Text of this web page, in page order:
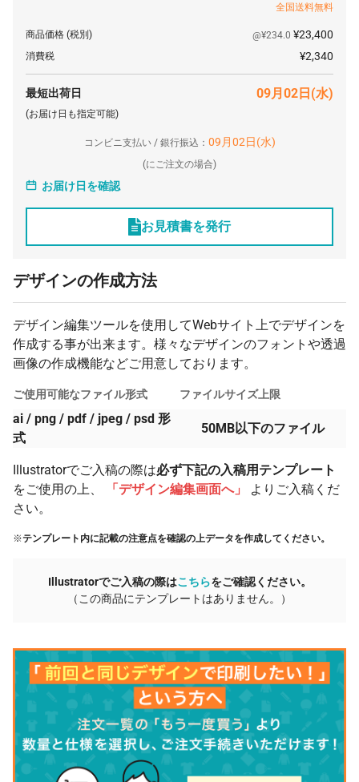
全国送料無料
商品価格 (税別) @¥234.0 ¥23,400
消費税 ¥2,340
最短出荷日 09月02日(水)
(お届け日も指定可能)
コンビニ支払い / 銀行振込： 09月02日(水)
(にご注文の場合)
お届け日を確認
お見積書を発行
デザインの作成方法
デザイン編集ツールを使用してWebサイト上でデザインを
作成する事が出来ます。様々なデザインのフォントや透過
画像の作成機能などご用意しております。
ご使用可能なファイル形式
ai / png / pdf / jpeg / psd 形
式
ファイルサイズ上限
50MB以下のファイル
Illustratorでご入稿の際は必ず下記の入稿用テンプレート
をご使用の上、
「デザイン編集画面へ」
よりご入稿くだ
さい。
※テンプレート内に記載の注意点を確認の上データを作成してください。
Illustratorでご入稿の際はこちらをご確認ください。
（この商品にテンプレートはありません。）